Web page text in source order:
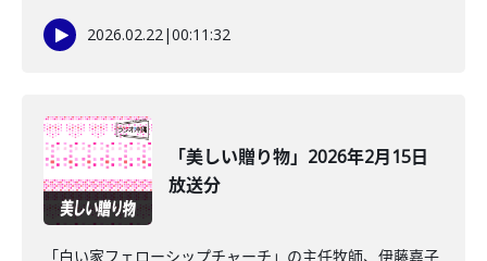
2026.02.22|00:11:32
「美しい贈り物」2026年2月15日
放送分
「白い家フェローシップチャーチ」の主任牧師、伊藤嘉子